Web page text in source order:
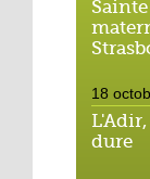
18
dure